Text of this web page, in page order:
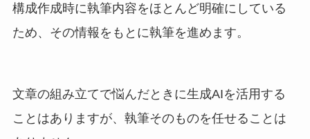
構成作成時に執筆内容をほとんど明確にしている
ため、その情報をもとに執筆を進めます。
文章の組み立てで悩んだときに生成AIを活用する
ことはありますが、執筆そのものを任せることは